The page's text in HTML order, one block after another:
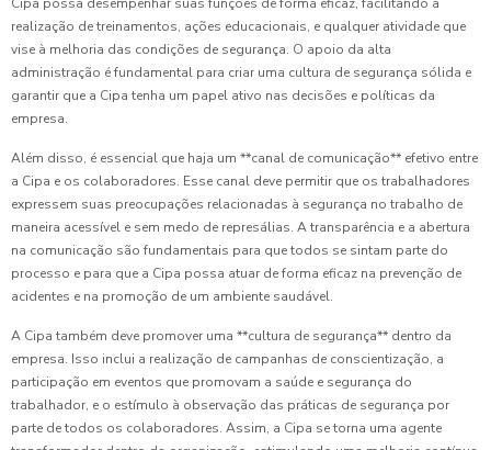
realização de treinamentos, ações educacionais, e qualquer atividade que
vise à melhoria das condições de segurança. O apoio da alta
administração é fundamental para criar uma cultura de segurança sólida e
garantir que a Cipa tenha um papel ativo nas decisões e políticas da
empresa.
Além disso, é essencial que haja um **canal de comunicação** efetivo entre
a Cipa e os colaboradores. Esse canal deve permitir que os trabalhadores
expressem suas preocupações relacionadas à segurança no trabalho de
maneira acessível e sem medo de represálias. A transparência e a abertura
na comunicação são fundamentais para que todos se sintam parte do
processo e para que a Cipa possa atuar de forma eficaz na prevenção de
acidentes e na promoção de um ambiente saudável.
A Cipa também deve promover uma **cultura de segurança** dentro da
empresa. Isso inclui a realização de campanhas de conscientização, a
participação em eventos que promovam a saúde e segurança do
trabalhador, e o estímulo à observação das práticas de segurança por
parte de todos os colaboradores. Assim, a Cipa se torna uma agente